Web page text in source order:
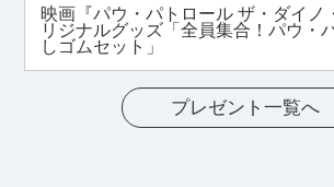
映画『パウ・パトロール ザ・ダイノ
リジナルグッズ「全員集合！パウ・
しゴムセット」
プレゼント一覧へ